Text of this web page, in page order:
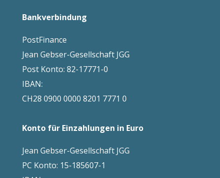
Bankverbindung
PostFinance
Jean Gebser-Gesellschaft JGG
Post Konto: 82-17771-0
IBAN:
CH28 0900 0000 8201 7771 0
Konto für Einzahlungen in Euro
Jean Gebser-Gesellschaft JGG
PC Konto: 15-185607-1